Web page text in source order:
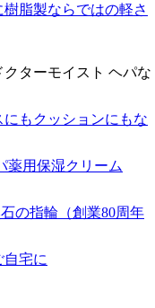
脂製ならではの軽さ
ターモイスト ヘパな
にもクッションにもな
薬用保湿クリーム
の指輪（創業80周年
自宅に